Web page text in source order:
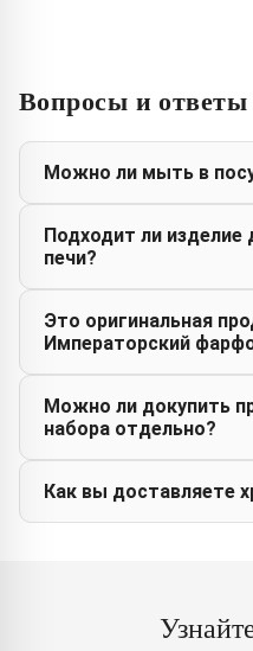
Вопросы и ответы
Можно ли мыть в
Подходит ли
печи?
Это оригинальная
Императорский
Можно ли докупить
набора отдельно?
Как вы доставляете